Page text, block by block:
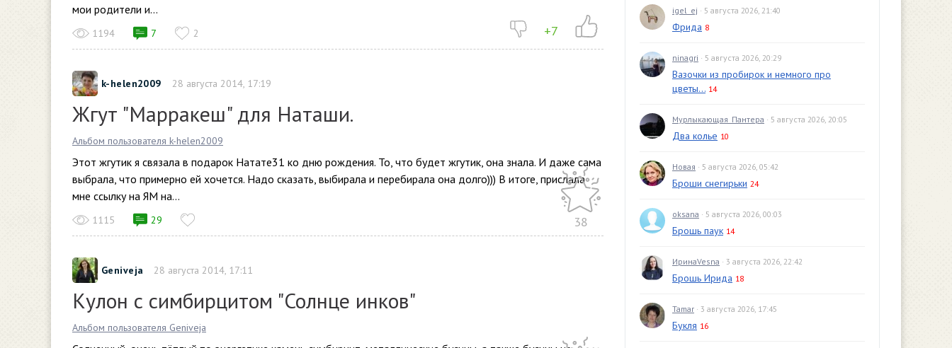
мои родители и...
+7
1194 7 2
k-helen2009 28 августа 2014, 17:19
Жгут "Марракеш" для Наташи.
Альбом пользователя k-helen2009
Этот жгутик я связала в подарок Натате31 ко дню рождения. То, что будет жгутик, она знала. И даже сама
выбрала, что примерно ей хочется. Надо сказать, выбирала и перебирала она долго))) В итоге, прислала
мне ссылку на ЯМ на...
38
1115 29
Geniveja 28 августа 2014, 17:11
Кулон с симбирцитом "Солнце инков"
Альбом пользователя Geniveja
igel_ej · 5 августа 2026, 21:40
Фрида 8
ninagri · 5 августа 2026, 20:29
Вазочки из пробирок и немного про
цветы... 14
Мурлыкающая_Пантера · 5 августа 2026, 20:05
Два колье 10
Новая · 5 августа 2026, 05:42
Броши снегирьки 24
oksana · 5 августа 2026, 00:03
Брошь паук 14
ИринаVesna · 3 августа 2026, 22:42
Брошь Ирида 18
Tamar · 3 августа 2026, 17:45
Букля 16